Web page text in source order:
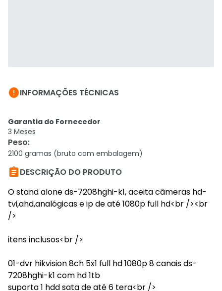
INFORMAÇÕES TÉCNICAS
Garantia do Fornecedor
3 Meses
Peso:
2100 gramas (bruto com embalagem)
DESCRIÇÃO DO PRODUTO
O stand alone ds-7208hghi-k1, aceita câmeras hd-
tvi,ahd,analógicas e ip de até 1080p full hd<br /><br
/>
itens inclusos<br />
01-dvr hikvision 8ch 5x1 full hd 1080p 8 canais ds-
7208hghi-k1 com hd 1tb
suporta 1 hdd sata de até 6 tera<br />